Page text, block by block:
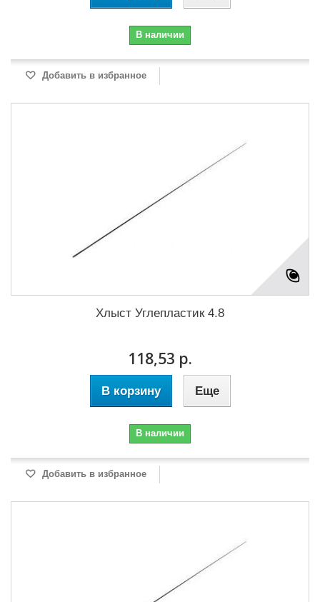
В наличии
Добавить в избранное
Хлыст Углепластик 4.8
118,53 р.
В корзину Еще
В наличии
Добавить в избранное